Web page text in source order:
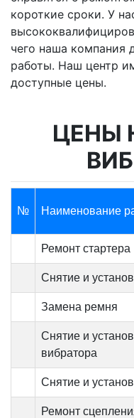
короткие сроки. У
чего наша компания
работы. Наш центр
доступные цены.
ЦЕНЫ
№ Наименование
Ремонт стартера
Снятие и
Замена ремня
Снятие и
вибратора
Снятие и
Ремонт